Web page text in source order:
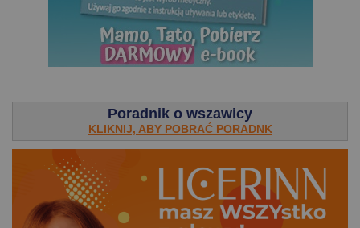
Poradnik o wszawicy
KLIKNIJ, ABY POBRAĆ PORADNK